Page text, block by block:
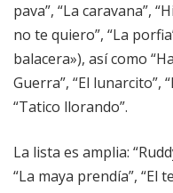
pava”, “La caravana”,
no te quiero”, “La
balacera»), así como
Guerra”, “El lunarcito”,
“Tatico llorando”.
La lista es amplia:
“La maya prendía”, “El